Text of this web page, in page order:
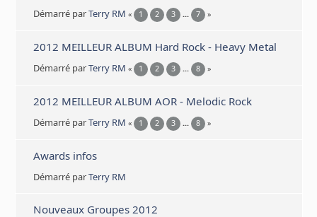
Démarré parTerry RM « 1 2 3 ... 7 »
2012 MEILLEUR ALBUM Hard Rock - Heavy Metal
Démarré parTerry RM « 1 2 3 ... 8 »
2012 MEILLEUR ALBUM AOR - Melodic Rock
Démarré parTerry RM « 1 2 3 ... 8 »
Awards infos
Démarré parTerry RM
Nouveaux Groupes 2012